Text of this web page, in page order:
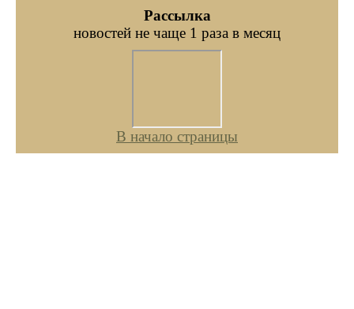
Рассылка
новостей не чаще 1 раза в месяц
В начало страницы